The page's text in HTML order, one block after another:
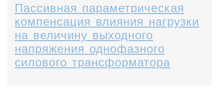
Пассивная параметрическая
компенсация влияния нагрузки
на величину выходного
напряжения однофазного
силового трансформатора